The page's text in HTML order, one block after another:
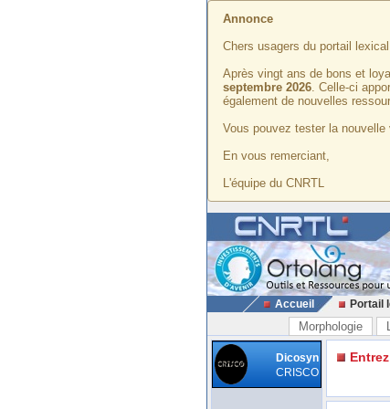
Annonce
Chers usagers du portail
Après vingt ans de bons et
septembre 2026. Celle-ci
également de nouvelles
Vous pouvez tester la nouvelle
En vous remerciant,
L'équipe du CNRTL
Accueil Portail
Morphologie
Dicosyn
CRISCO